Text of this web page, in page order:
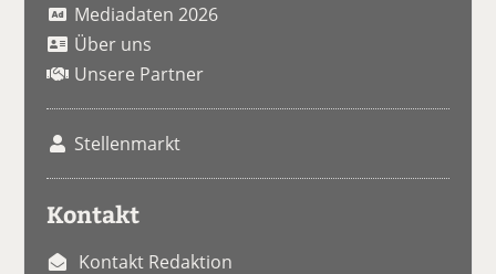
Mediadaten 2026
Über uns
Unsere Partner
Stellenmarkt
Kontakt
Kontakt Redaktion